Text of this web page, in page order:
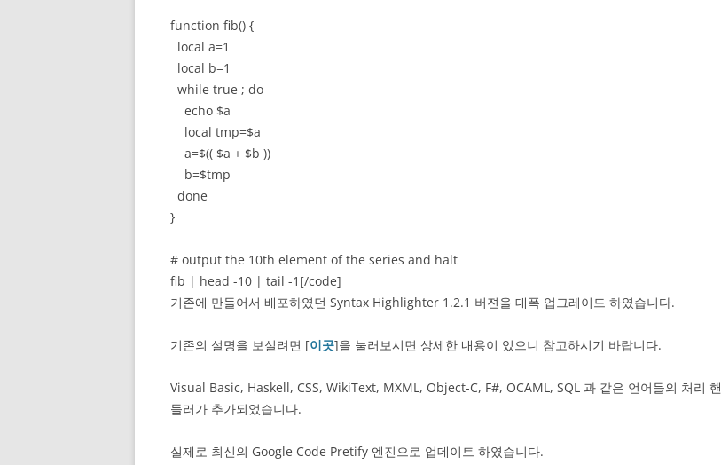
function fib() {
local a=1
local b=1
while true ; do
echo $a
local tmp=$a
a=$(( $a + $b ))
b=$tmp
done
}
# output the 10th element of the series and halt
fib | head -10 | tail -1[/code]
기존에 만들어서 배포하였던 Syntax Highlighter 1.2.1 버젼을 대폭 업그레이드 하였습니다.
기존의 설명을 보실려면 [이곳]을 눌러보시면 상세한 내용이 있으니 참고하시기 바랍니다.
Visual Basic, Haskell, CSS, WikiText, MXML, Object-C, F#, OCAML, SQL 과 같은 언어들의 처리 핸
들러가 추가되었습니다.
실제로 최신의 Google Code Pretify 엔진으로 업데이트 하였습니다.